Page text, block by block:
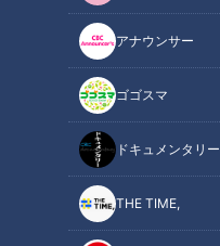
アナウンサー
ゴゴスマ
ドキュメンタリー
THE TIME,